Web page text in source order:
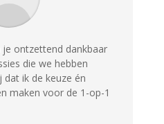
je ontzettend dankbaar
die we hebben
dat ik de keuze én
maken voor de 1-op-1